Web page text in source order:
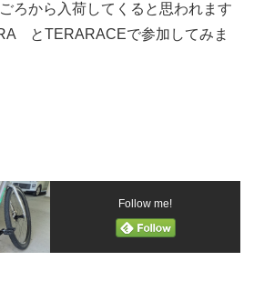
ろから入荷してくると思われます
とTERARACEで参加してみま
Follow me!